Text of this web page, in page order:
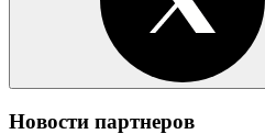
Новости партнеров